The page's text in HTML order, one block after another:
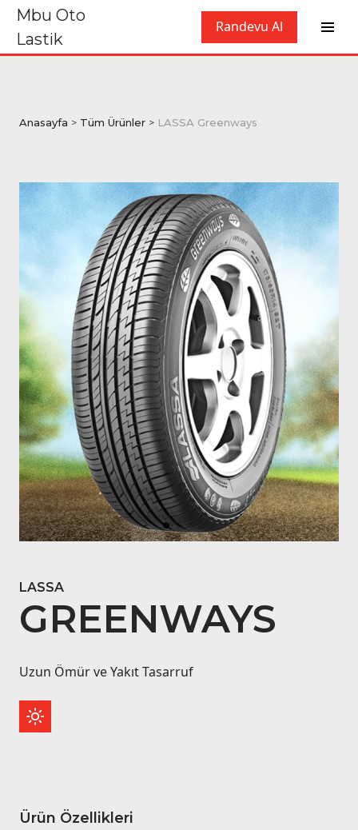
Mbu Oto
Lastik
Randevu Al
Anasayfa > Tüm Ürünler > LASSA Greenways
LASSA
GREENWAYS
Uzun Ömür ve Yakıt Tasarruf
Ürün Özellikleri